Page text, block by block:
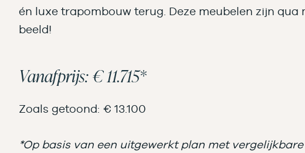
én luxe trapombouw terug. Deze meubelen zijn
beeld!
Vanafprijs: € 11.715*
Zoals getoond: € 13.100
*Op basis van een uitgewerkt plan met